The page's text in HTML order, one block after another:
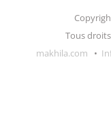
Tous
makhila.com •